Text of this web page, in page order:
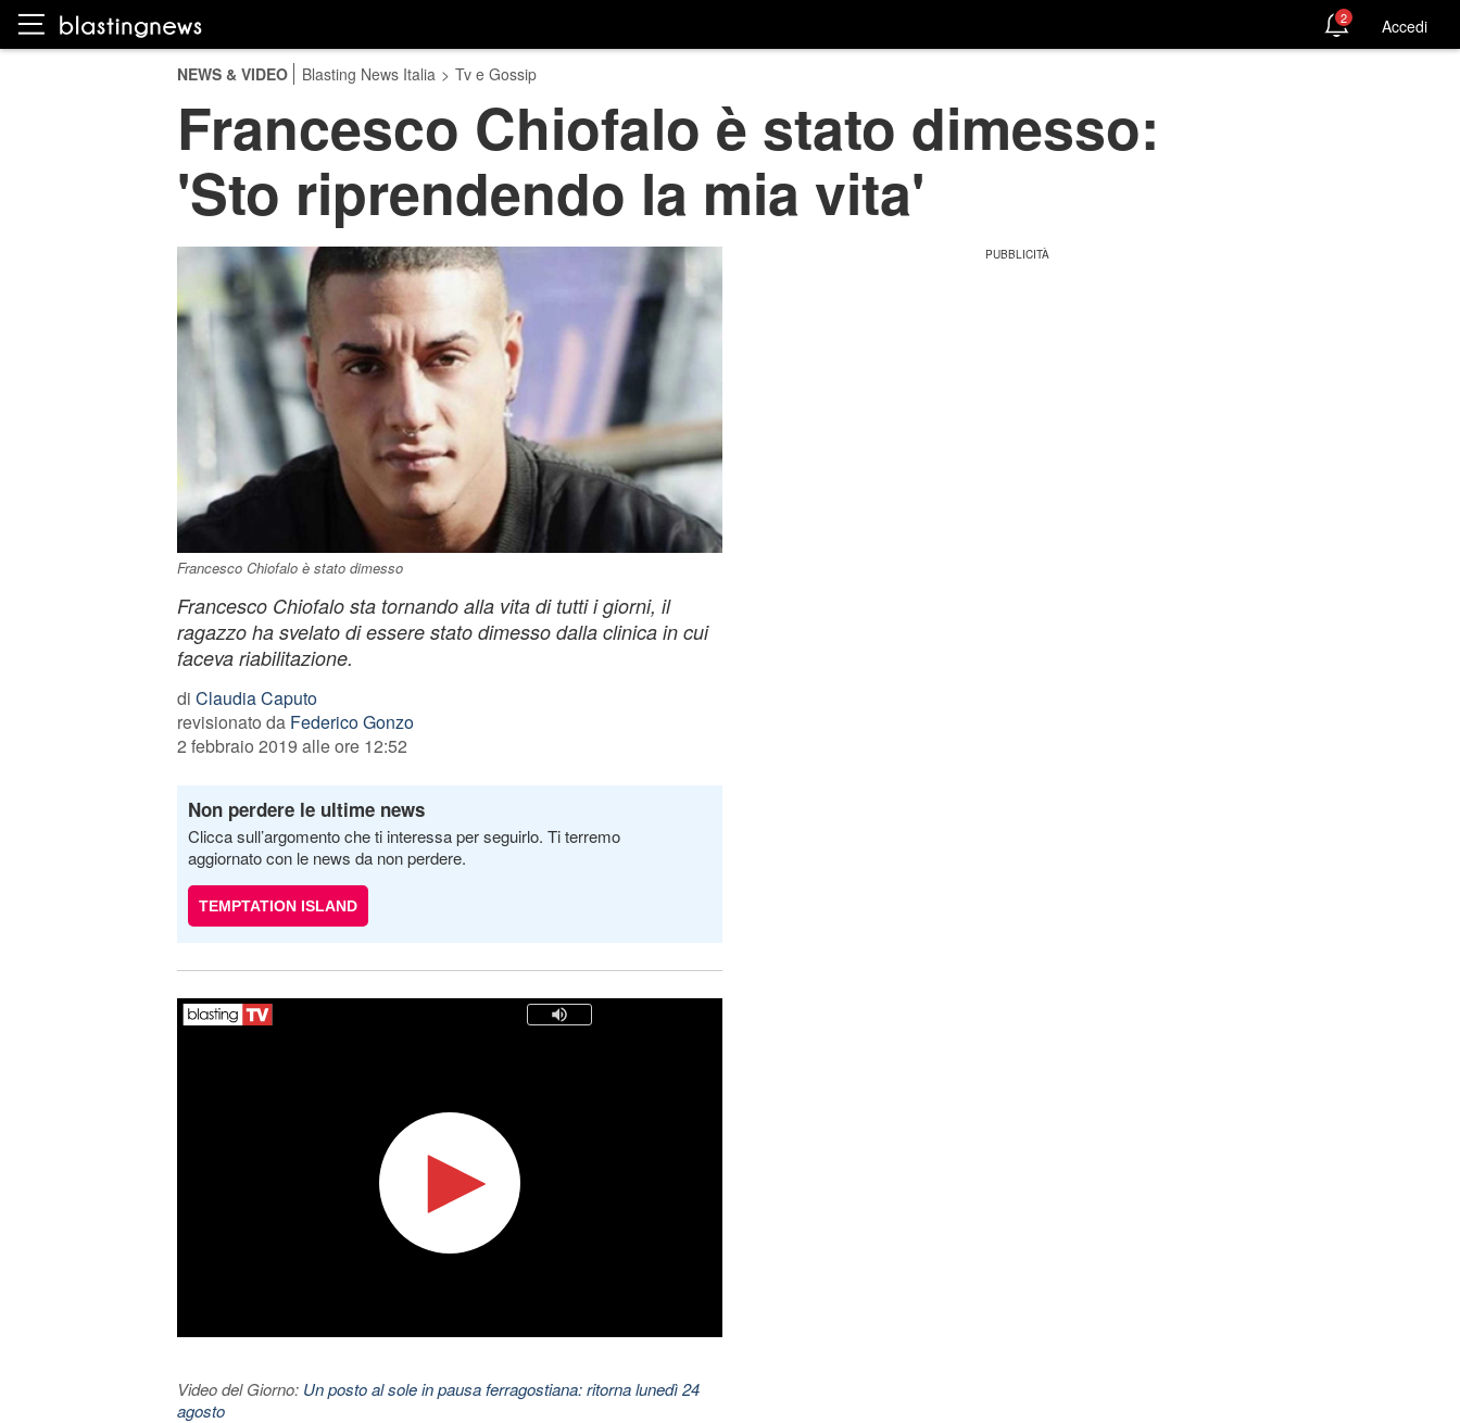
2 Accedi
NEWS & VIDEO Blasting News Italia > Tv e Gossip
Francesco Chiofalo è stato dimesso:
'Sto riprendendo la mia vita'
Francesco Chiofalo è stato dimesso
Francesco Chiofalo sta tornando alla vita di tutti i giorni, il
ragazzo ha svelato di essere stato dimesso dalla clinica in cui
faceva riabilitazione.
di Claudia Caputo
revisionato da Federico Gonzo
2 febbraio 2019 alle ore 12:52
Non perdere le ultime news
Clicca sull’argomento che ti interessa per seguirlo. Ti terremo
aggiornato con le news da non perdere.
TEMPTATION ISLAND
Video del Giorno: Un posto al sole in pausa ferragostiana: ritorna lunedì 24
agosto